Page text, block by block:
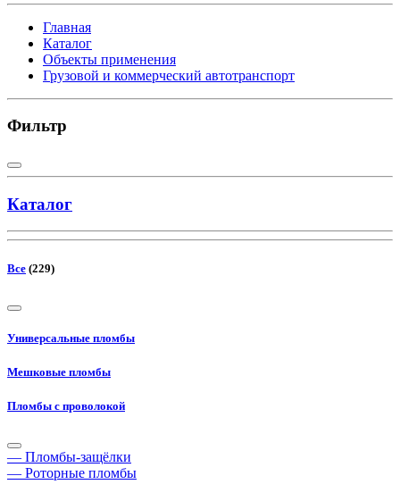
Главная
Каталог
Объекты применения
Грузовой и коммерческий автотранспорт
Фильтр
Каталог
Все (229)
Универсальные пломбы
Мешковые пломбы
Пломбы с проволокой
— Пломбы-защёлки
— Роторные пломбы